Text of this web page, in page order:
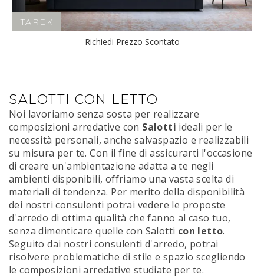
TAREK
Richiedi Prezzo Scontato
SALOTTI CON LETTO
Noi lavoriamo senza sosta per realizzare
composizioni arredative con Salotti ideali per le
necessità personali, anche salvaspazio e realizzabili
su misura per te. Con il fine di assicurarti l'occasione
di creare un'ambientazione adatta a te negli
ambienti disponibili, offriamo una vasta scelta di
materiali di tendenza. Per merito della disponibilità
dei nostri consulenti potrai vedere le proposte
d'arredo di ottima qualità che fanno al caso tuo,
senza dimenticare quelle con Salotti con letto.
Seguito dai nostri consulenti d'arredo, potrai
risolvere problematiche di stile e spazio scegliendo
le composizioni arredative studiate per te.